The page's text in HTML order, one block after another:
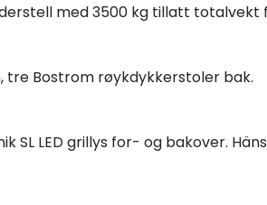
med 3500 kg tillatt
tre Bostrom røykdykkerstoler bak.
SL LED grillys for- og bakover.